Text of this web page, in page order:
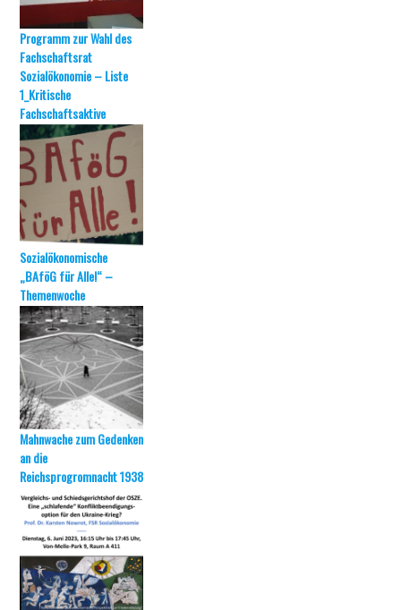
Programm zur Wahl des
Fachschaftsrat
Sozialökonomie – Liste
1_Kritische
Fachschaftsaktive
Sozialökonomische
„BAföG für Alle!“ –
Themenwoche
Mahnwache zum Gedenken
an die
Reichsprogromnacht 1938